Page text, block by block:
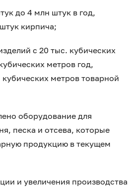
до 4 млн штук в год,
кирпича;
с 20 тыс. кубических
метров год,
метров товарной
оборудование для
песка и отсева, которые
продукцию в текущем
и увеличения производства